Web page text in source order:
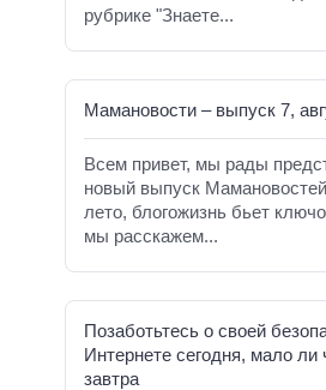
рубрике "Знаете...
Мамановости – выпуск 7,
Всем привет, мы рады
новый выпуск
лето, блогожизнь бьет
мы расскажем...
Позаботьтесь о своей
Интернете сегодня, мало ли
завтра